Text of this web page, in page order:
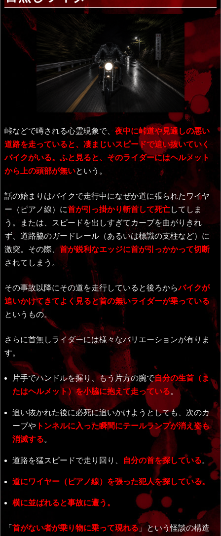
峠などで噂される心霊現象で、 夜中に峠道や見通しの悪い
道路を走っていると、凄まじいスピードで追い抜いていく
バイクがいる。ふと見ると、そのライダーにはヘルメット
から上の頭部が無いという。
話の始まりはバイクで走行中になぜか道に張られたワイヤ
ー（ピアノ線）に首が引っ掛かり斬首して死亡してしま
う。または、スピードを出しすぎてカーブを曲がりきれ
ず、道路脇のガードレール（あるいは標識の支柱など）に
激突。その際、首が鋭利なエッジに首が引っかかって切断
されてしまう。
その事故以降にその道を走行していると後ろからバイクが
追いかけてきてよく見ると首の無いライダーが乗っている
というもの。
さらに首無しライダーには様々なバリエーションが有りま
す。
片手でハンドルを握り、もう片方の腕で自分の生首（ま
たはヘルメット）を小脇に抱えて走っている。
追い抜かれた後に必死に追いかけようとしても、次のカ
ーブや トンネルに入った瞬間にテールランプが消え姿も
消滅する。
道路を猛スピードで走り回り、 自分の首を探している。
道にワイヤー（ピアノ線）を張った犯人を探している。
横に並ばれると事故に遭う。
「 首がない者が乗り物に乗って現れる」という怪談の構造